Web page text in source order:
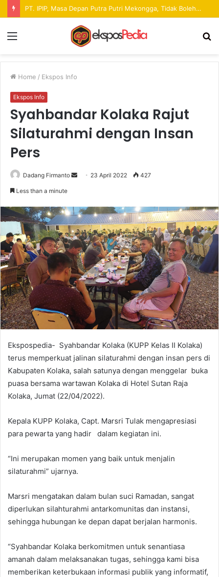
Pekan Raya ANTAM Hadirkan Ruang Promosi UMKM dan Hiburan bagi Masyarakat
Home / Ekspos Info
Ekspos Info
Syahbandar Kolaka Rajut
Silaturahmi dengan Insan
Pers
Dadang Firmanto
d
a
n
m
a
i
l
23 April 2022 427
Less than a minute
Ekspospedia- Syahbandar Kolaka (KUPP Kelas II Kolaka)
terus memperkuat jalinan silaturahmi dengan insan pers di
Kabupaten Kolaka, salah satunya dengan menggelar buka
puasa bersama wartawan Kolaka di Hotel Sutan Raja
Kolaka, Jumat (22/04/2022).
Kepala KUPP Kolaka, Capt. Marsri Tulak mengapresiasi
para pewarta yang hadir dalam kegiatan ini.
“Ini merupakan momen yang baik untuk menjalin
silaturahmi” ujarnya.
Marsri mengatakan dalam bulan suci Ramadan, sangat
diperlukan silahturahmi antarkomunitas dan instansi,
sehingga hubungan ke depan dapat berjalan harmonis.
“Syahbandar Kolaka berkomitmen untuk senantiasa
amanah dalam melaksanakan tugas, sehingga kami bisa
memberikan keterbukaan informasi publik yang informatif,